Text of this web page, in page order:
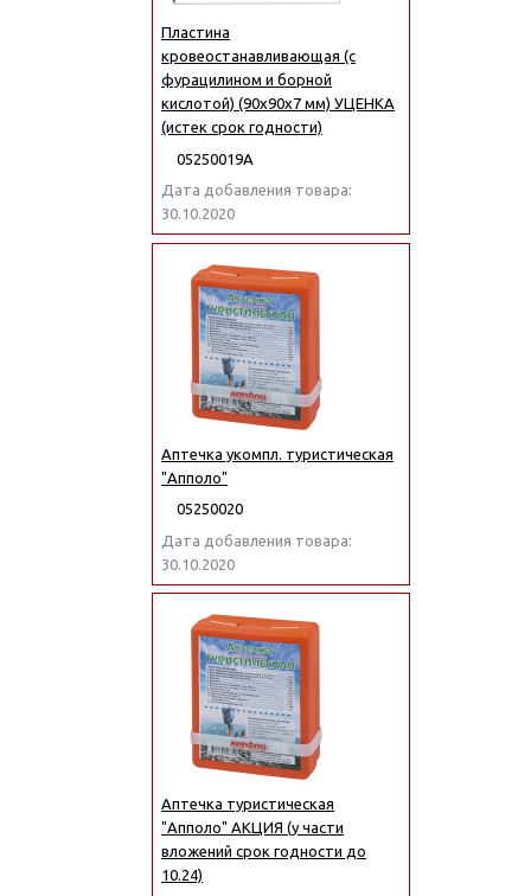
Пластина
кровеостанавливающая (с
фурацилином и борной
кислотой) (90x90x7 мм) УЦЕНКА
(истек срок годности)
05250019А
Дата добавления товара:
30.10.2020
Аптечка укомпл. туристическая
"Апполо"
05250020
Дата добавления товара:
30.10.2020
Аптечка туристическая
"Апполо" АКЦИЯ (у части
вложений срок годности до
10.24)